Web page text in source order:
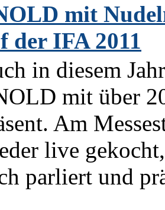
mit
der IFA 2011
in diesem
mit über
Am
live
parliert und